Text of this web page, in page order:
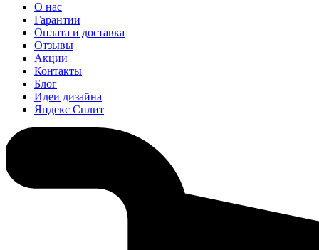
О нас
Гарантии
Оплата и доставка
Отзывы
Акции
Контакты
Блог
Идеи дизайна
Яндекс Сплит